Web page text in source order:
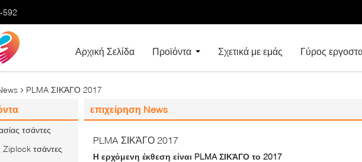
592
Αρχική Σελίδα Προϊόντα Σχετικά με εμάς Γύρος
PLMA ΣΙΚΆΓΟ 2017
τσάντες
Ziplock τσάντες
επιχείρηση News
PLMA ΣΙΚΆΓΟ 2017
Η ερχόμενη έκθεση είναι PLMA ΣΙΚΆΓΟ το 2017